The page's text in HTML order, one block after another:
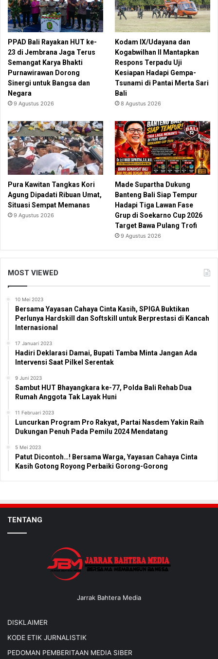
PPAD Bali Rayakan HUT ke-
23 di Jembrana Jaga Terus
Semangat Karya Bhakti
Purnawirawan Dorong
Sinergi untuk Bangsa dan
Negara
9 Agustus 2026
Kodam IX/Udayana dan
Kogabwilhan II Mantapkan
Respons Terpadu Uji
Kesiapan Hadapi Gempa-
Tsunami di Pantai Merta Sari
Bali
8 Agustus 2026
Pura Kawitan Tangkas Kori
Agung Dipadati Ribuan Umat,
Situasi Sempat Memanas
9 Agustus 2026
Made Supartha Dukung
Banteng Bali Siap Tempur
Hadapi Tiga Lawan Fase
Grup di Soekarno Cup 2026
Target Bawa Pulang Trofi
9 Agustus 2026
MOST VIEWED
10 Mei 2023
Bersama Yayasan Cahaya Cinta Kasih, SPIGA Buktikan
Perlunya Hardskill dan Softskill untuk Berprestasi di Kancah
Internasional
17 Januari 2023
Hadiri Deklarasi Damai, Bupati Tamba Minta Jangan Ada
Intervensi Saat Pilkel Serentak
9 Juni 2023
Sambut HUT Bhayangkara ke-77, Polda Bali Rehab Dua
Rumah Anggota Tak Layak Huni
11 Februari 2023
Luncurkan Program Pro Rakyat, Partai Nasdem Yakin Raih
Dukungan Penuh Pada Pemilu 2024 Mendatang
5 Mei 2023
Patut Dicontoh…! Bersama Warga, Yayasan Cahaya Cinta
Kasih Gotong Royong Perbaiki Gorong-Gorong
TENTANG
Jarrak Bahtera Media
DISKLAIMER
KODE ETIK JURNALISTIK
PEDOMAN PEMBERITAAN MEDIA SIBER